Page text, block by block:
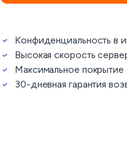
Конфиденциальность в
Высокая скорость
Максимальное покрытие
30-дневная гарантия